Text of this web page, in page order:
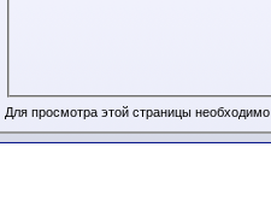
Для просмотра этой страницы необходимо